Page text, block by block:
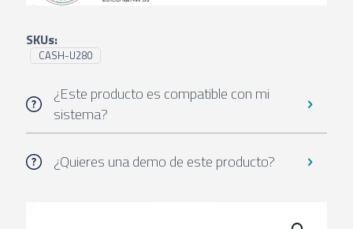
SKUs:
CASH-U280
¿Este producto es compatible con mi
sistema?
¿Quieres una demo de este producto?